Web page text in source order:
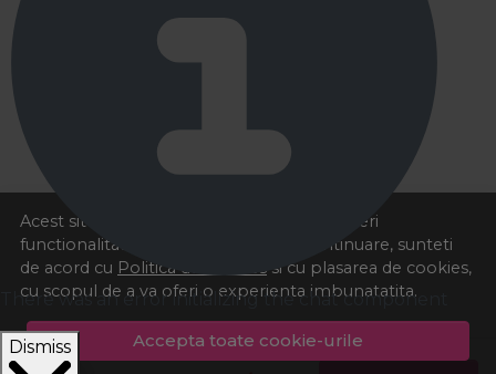
Acest site foloseste cookies pentru a va oferi
functionalitatea dorita. Navigand in continuare, sunteti
de acord cu Politica de cookies si cu plasarea de cookies,
cu scopul de a va oferi o experienta imbunatatita.
Accepta toate cookie-urile
There was an error initializing the chat component
Dismiss